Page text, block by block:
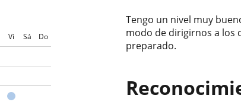
Vi Sá
Do
Tengo un nivel muy
modo de dirigirnos a los
preparado.